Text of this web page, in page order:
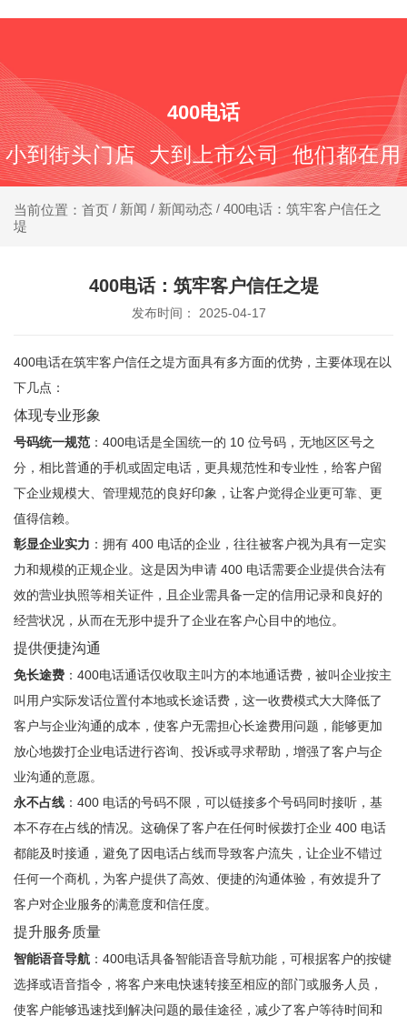
400电话
小到街头门店 大到上市公司 他们都在用
当前位置：首页 / 新闻 / 新闻动态 / 400电话：筑牢客户信任之
堤
400电话：筑牢客户信任之堤
发布时间： 2025-04-17
400电话在筑牢客户信任之堤方面具有多方面的优势，主要体现在以
下几点：
体现专业形象
号码统一规范 ：400电话是全国统一的 10 位号码，无地区区号之
分，相比普通的手机或固定电话，更具规范性和专业性，给客户留
下企业规模大、管理规范的良好印象，让客户觉得企业更可靠、更
值得信赖。
彰显企业实力 ：拥有 400 电话的企业，往往被客户视为具有一定实
力和规模的正规企业。这是因为申请 400 电话需要企业提供合法有
效的营业执照等相关证件，且企业需具备一定的信用记录和良好的
经营状况，从而在无形中提升了企业在客户心目中的地位。
提供便捷沟通
免长途费 ：400电话通话仅收取主叫方的本地通话费，被叫企业按主
叫用户实际发话位置付本地或长途话费，这一收费模式大大降低了
客户与企业沟通的成本，使客户无需担心长途费用问题，能够更加
放心地拨打企业电话进行咨询、投诉或寻求帮助，增强了客户与企
业沟通的意愿。
永不占线 ：400 电话的号码不限，可以链接多个号码同时接听，基
本不存在占线的情况。这确保了客户在任何时候拨打企业 400 电话
都能及时接通，避免了因电话占线而导致客户流失，让企业不错过
任何一个商机，为客户提供了高效、便捷的沟通体验，有效提升了
客户对企业服务的满意度和信任度。
提升服务质量
智能语音导航 ：400电话具备智能语音导航功能，可根据客户的按键
选择或语音指令，将客户来电快速转接至相应的部门或服务人员，
使客户能够迅速找到解决问题的最佳途径，减少了客户等待时间和